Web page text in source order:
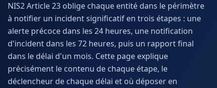
NIS2 Article 23 oblige chaque entité dans le périmètre
à notifier un incident significatif en trois étapes : une
alerte précoce dans les 24 heures, une notification
d'incident dans les 72 heures, puis un rapport final
dans le délai d'un mois. Cette page explique
précisément le contenu de chaque étape, le
déclencheur de chaque délai et où déposer en